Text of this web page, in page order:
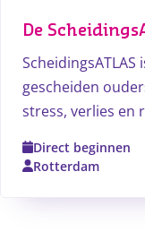
De
gescheiden
stress, verlies en
Direct beginnen
Rotterdam